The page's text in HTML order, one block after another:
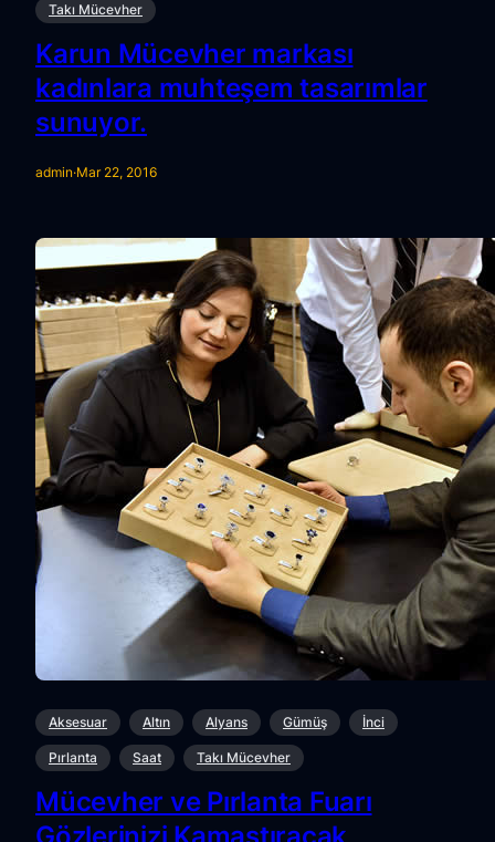
Takı Mücevher
Karun Mücevher markası
kadınlara muhteşem tasarımlar
sunuyor.
admin·Mar 22, 2016
Aksesuar Altın Alyans Gümüş İnci
Pırlanta Saat Takı Mücevher
Mücevher ve Pırlanta Fuarı